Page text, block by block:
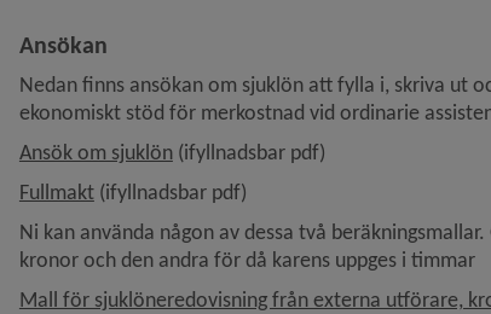
Ansökan
Nedan finns ansökan om sjuklön att fylla i, skriva ut
ekonomiskt stöd för merkostnad vid ordinarie
Ansök om sjuklön, 150.6 kB.
(ifyllnadsbar pdf)
Fullmakt, 193.6 kB, öppnas i nytt fönster.
(ifyllnadsbar pdf)
Ni kan använda någon av dessa två
kronor och den andra för då karens uppges i timmar
Mall för sjuklöneredovisning från externa utförare,